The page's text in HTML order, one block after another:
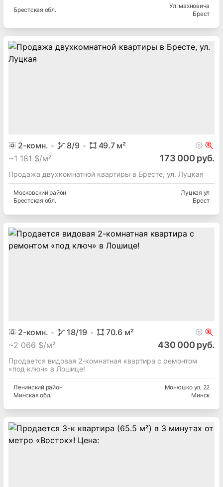
Брестская обл.
Ул. махновича
Брест
2-комн. 8/9 49.7м²
~1 181 $/м² 173 000 руб.
Продажа двухкомнатной квартиры в Бресте, ул. Луцкая
Московскийрайон
Брестская обл.
Луцкая ул
Брест
2-комн. 18/19 70.6 м²
~2 066 $/м² 430 000 руб.
Продается видовая 2-комнатная квартира с ремонтом
«под ключ» в Лошице!
Ленинский район
Минская обл.
Монюшко ул, 22
Минск